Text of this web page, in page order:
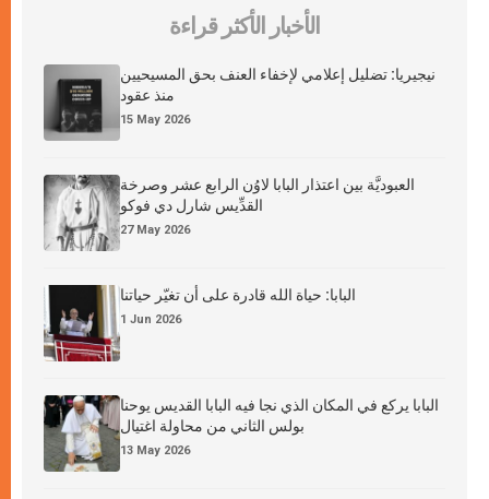
الأخبار الأكثر قراءة
نيجيريا: تضليل إعلامي لإخفاء العنف بحق المسيحيين
منذ عقود
15 May 2026
العبوديَّة بين اعتذار البابا لاوُن الرابع عشر وصرخة
القدِّيس شارل دي فوكو
27 May 2026
البابا: حياة الله قادرة على أن تغيّر حياتنا
1 Jun 2026
البابا يركع في المكان الذي نجا فيه البابا القديس يوحنا
بولس الثاني من محاولة اغتيال
13 May 2026